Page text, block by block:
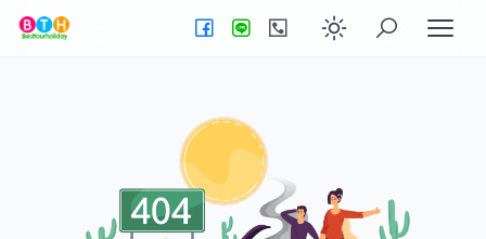
Enable dark